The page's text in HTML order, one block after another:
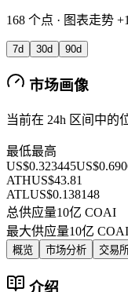
168 个点 · 图表走势
7d 30d 90d
市场画像
当前在 24h 区间中的
最低最高
US$0.323445
ATHUS$43.81
ATLUS$0.138148
总供应量10亿 COAI
最大供应量10亿 COAI
概览 市场分析 交易
介绍